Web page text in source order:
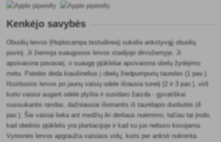
Kenkėjo savybės
Obuolių lervos (Hoplocampa testudinea) sukelia ankstyvąjį obuolių
puvinį. Ji žiemoja suaugusios lervos stadijoje dirvožemyje. Ji
apsivaisina pavasarį, o suaugę pjūkleliai apsivaisina obelų žydėjimo
metu. Patelės deda kiaušinėlius į obelų žiedpumpurių taureles (1 pav.).
Išsiritusios lervos po jaunų vaisių odele išrausia tunelį (2 ir 3 pav.), virš
kurio vaisiui augant odelė plyšta ir susidaro žaizda - gyvatiškai
susisukantis randas, dažniausiai išeinantis iš taurėlapio duobutės (4
pav.). Šie vaisiai lieka ant medžių iki derliaus nuėmimo, tačiau tai įrodo,
kad obelinis pjūklelis yra plantacijoje ir kad su juo nebuvo kovojama.
Vyresnės lervos apgraužia vaisiaus vidų, kuris per anksti nukrenta.